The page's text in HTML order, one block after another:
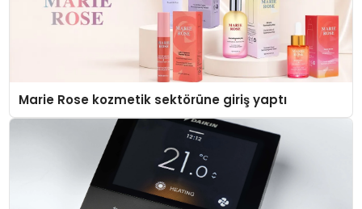
Marie Rose kozmetik sektörüne giriş yaptı